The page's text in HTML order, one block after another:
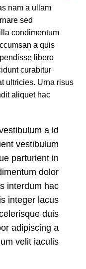
nam a ullam
sed
condimentum
a quis
libero
curabitur
ultricies. Urna risus
aliquet hac
a id
vestibulum
parturient in
dolor
interdum hac
integer lacus
duis
adipiscing a
velit iaculis.